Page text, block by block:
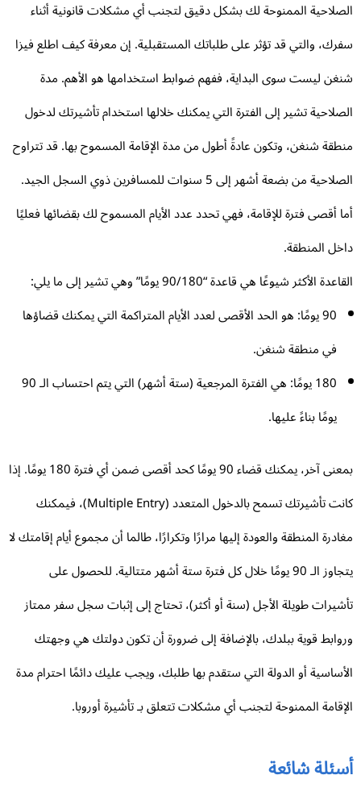
الممنوحة لك بشكل دقيق لتجنب أي مشكلات قانونية أثناء
والتي قد تؤثر على طلباتك المستقبلية. إن معرفة كيف اطلع فيزا
ليست سوى البداية، ففهم ضوابط استخدامها هو الأهم. مدة
تشير إلى الفترة التي يمكنك خلالها استخدام تأشيرتك لدخول
شنغن، وتكون عادةً أطول من مدة الإقامة المسموح بها. قد تتراوح
الصلاحية من بضعة أشهر إلى 5 سنوات للمسافرين ذوي السجل الجيد.
أقصى فترة للإقامة، فهي تحدد عدد الأيام المسموح لك بقضائها فعليًا
المنطقة.
الأكثر شيوعًا هي قاعدة “90/180 يومًا” وهي تشير إلى ما يلي:
90 يومًا: هو الحد الأقصى لعدد الأيام المتراكمة التي يمكنك قضاؤها
في منطقة شنغن.
180 يومًا: هي الفترة المرجعية (ستة أشهر) التي يتم احتساب الـ 90
يومًا بناءً عليها.
بمعنى آخر، يمكنك قضاء 90 يومًا كحد أقصى ضمن أي فترة 180 يومًا. إذا
كانت تأشيرتك تسمح بالدخول المتعدد (Multiple Entry)، فيمكنك
المنطقة والعودة إليها مرارًا وتكرارًا، طالما أن مجموع أيام إقامتك لا
يتجاوز الـ 90 يومًا خلال كل فترة ستة أشهر متتالية. للحصول على
طويلة الأجل (سنة أو أكثر)، تحتاج إلى إثبات سجل سفر ممتاز
قوية ببلدك، بالإضافة إلى ضرورة أن تكون دولتك هي وجهتك
أو الدولة التي ستقدم بها طلبك، ويجب عليك دائمًا احترام مدة
الممنوحة لتجنب أي مشكلات تتعلق بـ تأشيرة أوروبا.
شائعة